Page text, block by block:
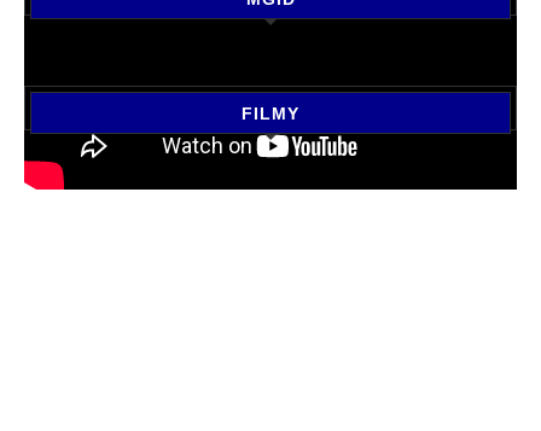
FILMY